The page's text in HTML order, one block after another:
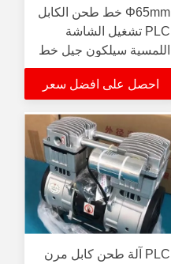
Φ65mm خط طحن الكابل
PLC تشغيل الشاشة
اللمسية سيلكون جيل خط
طحن سلك طحن
احصل على افضل سعر
PLC آلة طحن كابل مرن